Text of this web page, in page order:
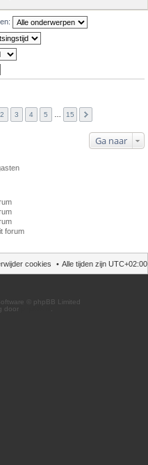
2 3 4 5 15
Ga naar
forum
Alle tijden zijn UTC+02:00
cookies
© phpBB Limited
door